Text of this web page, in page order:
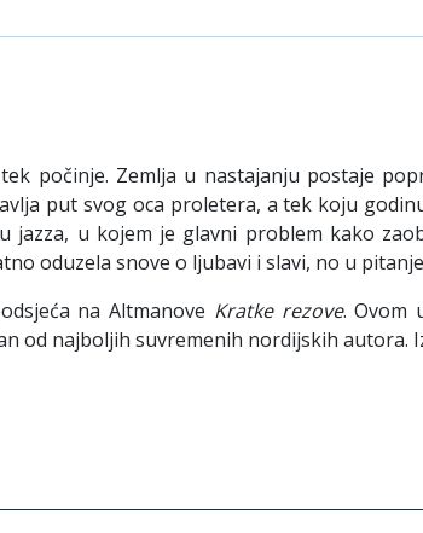
počinje. Zemlja u nastajanju postaje
put svog oca proletera, a tek koju
jazza, u kojem je glavni problem kako
oduzela snove o ljubavi i slavi, no u
na Altmanove Kratke rezove. Ovom
od najboljih suvremenih nordijskih autora.